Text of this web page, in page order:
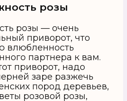
розы
розы — очень
приворот, что
влюбленность
партнера к вам.
приворот, надо
заре разжечь
пород деревьев,
розовой розы,